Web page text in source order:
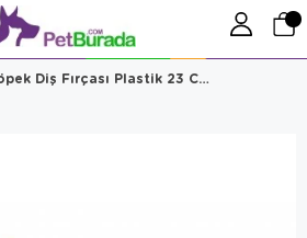
Trixie Köpek Diş Fırçası Plastik 23 Cm - 4 Adet